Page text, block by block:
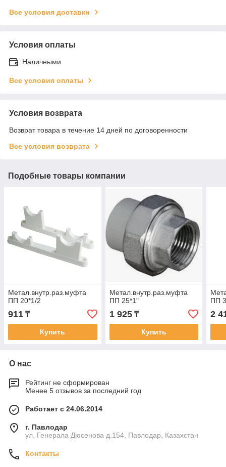
Все условия доставки
Условия оплаты
Наличными
Все условия оплаты
Условия возврата
Возврат товара в течение 14 дней по договоренности
Все условия возврата
Подобные товары компании
Метал.внутр.раз.муфта
ПП 20*1/2
911 ₸
Купить
Метал.внутр.раз.муфта
ПП 25*1"
1 925₸
Купить
ПП
2
О нас
Рейтинг не сформирован
Менее 5 отзывов за последний год
Работает с 24.06.2014
г. Павлодар
ул. Генерала Дюсенова д.154, Павлодар, Казахстан
Контакты